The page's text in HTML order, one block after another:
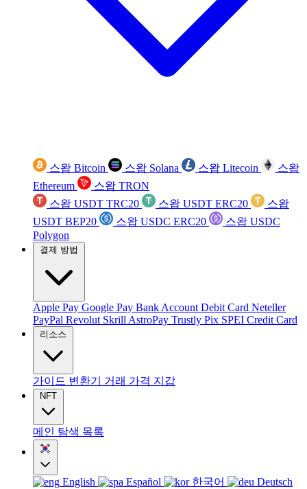
스왑 Bitcoin 스왑 Solana 스왑 Litecoin
스왑
Ethereum
스왑 TRON
스왑 USDT TRC20
스왑 USDT ERC20
스왑
USDT BEP20
스왑 USDC ERC20
스왑 USDC
Polygon
결제 방법
Apple Pay Google Pay Bank Account Debit Card Neteller
PayPal Revolut Skrill AstroPay Trustly Pix SPEI Credit Card
리소스
가이드 변환기 거래 가격 지갑
NFT
메인 탐색 목록
English Español 한국어
Deutsch